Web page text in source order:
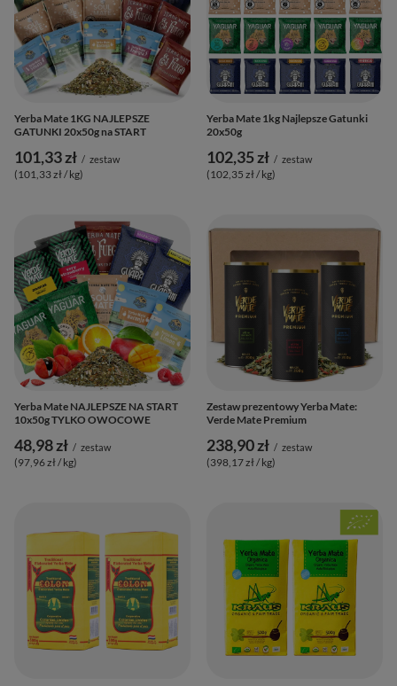
Yerba Mate 1KG NAJLEPSZE
GATUNKI 20x50g na START
101,33 zł / zestaw
(101,33 zł / kg)
Yerba Mate 1kg Najlepsze Gatunki
20x50g
102,35 zł / zestaw
(102,35 zł / kg)
Yerba Mate NAJLEPSZE NA START
10x50g TYLKO OWOCOWE
48,98 zł / zestaw
(97,96 zł / kg)
Zestaw prezentowy Yerba Mate:
Verde Mate Premium
238,90 zł / zestaw
(398,17 zł / kg)